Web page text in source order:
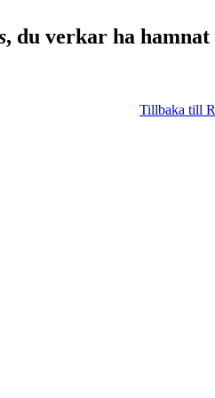
, du verkar ha hamnat
Tillbaka till